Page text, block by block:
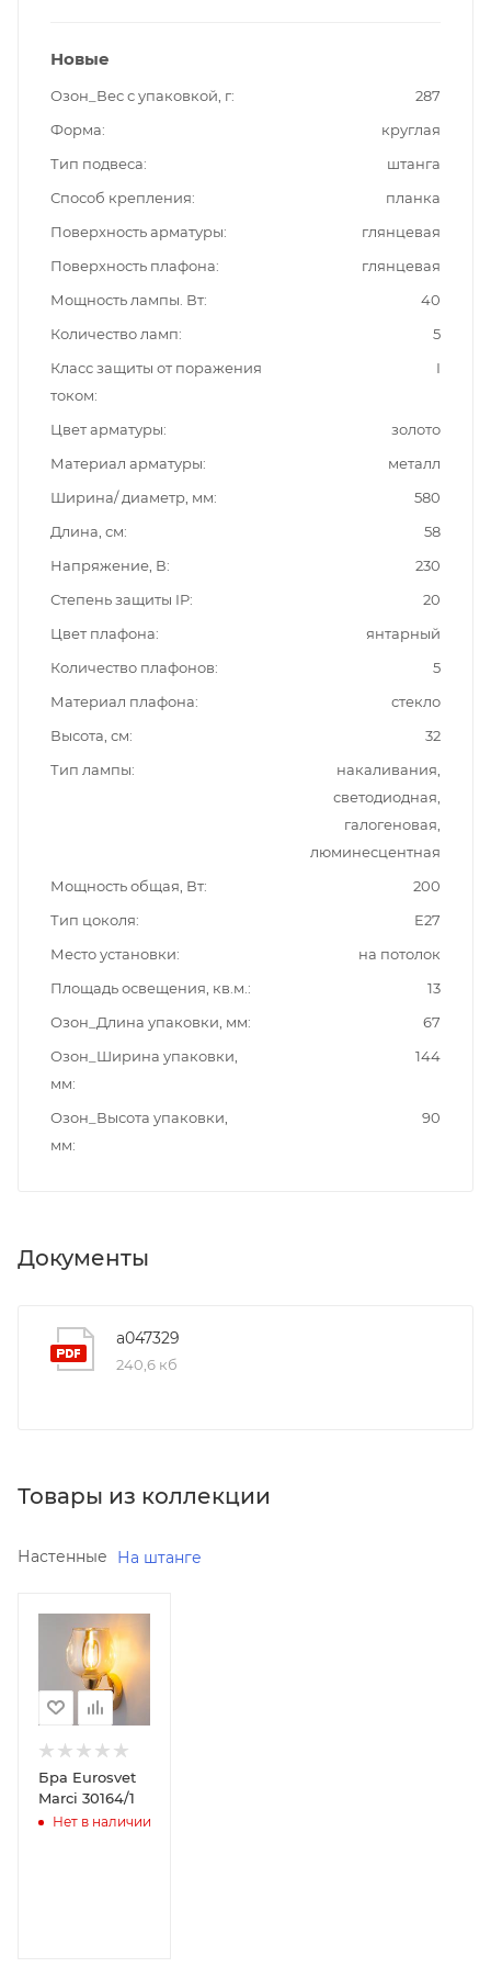
Новые
Озон_Вес с упаковкой, г
287
Форма
круглая
Тип подвеса
штанга
Способ крепления
планка
Поверхность арматуры
глянцевая
Поверхность плафона
глянцевая
Мощность лампы. Вт
40
Количество ламп
5
Класс защиты от поражения
током
I
Цвет арматуры
золото
Материал арматуры
металл
Ширина/ диаметр, мм
580
Длина, см
58
Напряжение, В
230
Степень защиты IP
20
Цвет плафона
янтарный
Количество плафонов
5
Материал плафона
стекло
Высота, см
32
Тип лампы
накаливания,
светодиодная,
галогеновая,
люминесцентная
Мощность общая, Вт
200
Тип цоколя
E27
Место установки
на потолок
Площадь освещения, кв.м.
13
Озон_Длина упаковки, мм
67
Озон_Ширина упаковки,
мм
144
Озон_Высота упаковки,
мм
90
Документы
a047329
240,6 кб
Товары из коллекции
Настенные На штанге
Реквизиты
Бра,
Товар,
00-
012111550
Бренд
Eurosvet
Код
товара
Бра Eurosvet
Marci 30164/1
Нет в наличии